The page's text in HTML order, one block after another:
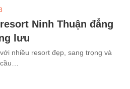
Ninh Thuận đẳng
lưu
nhiều resort đẹp, sang trọng và